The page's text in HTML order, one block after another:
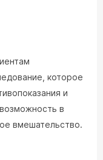
которое
и
в
вмешательство.